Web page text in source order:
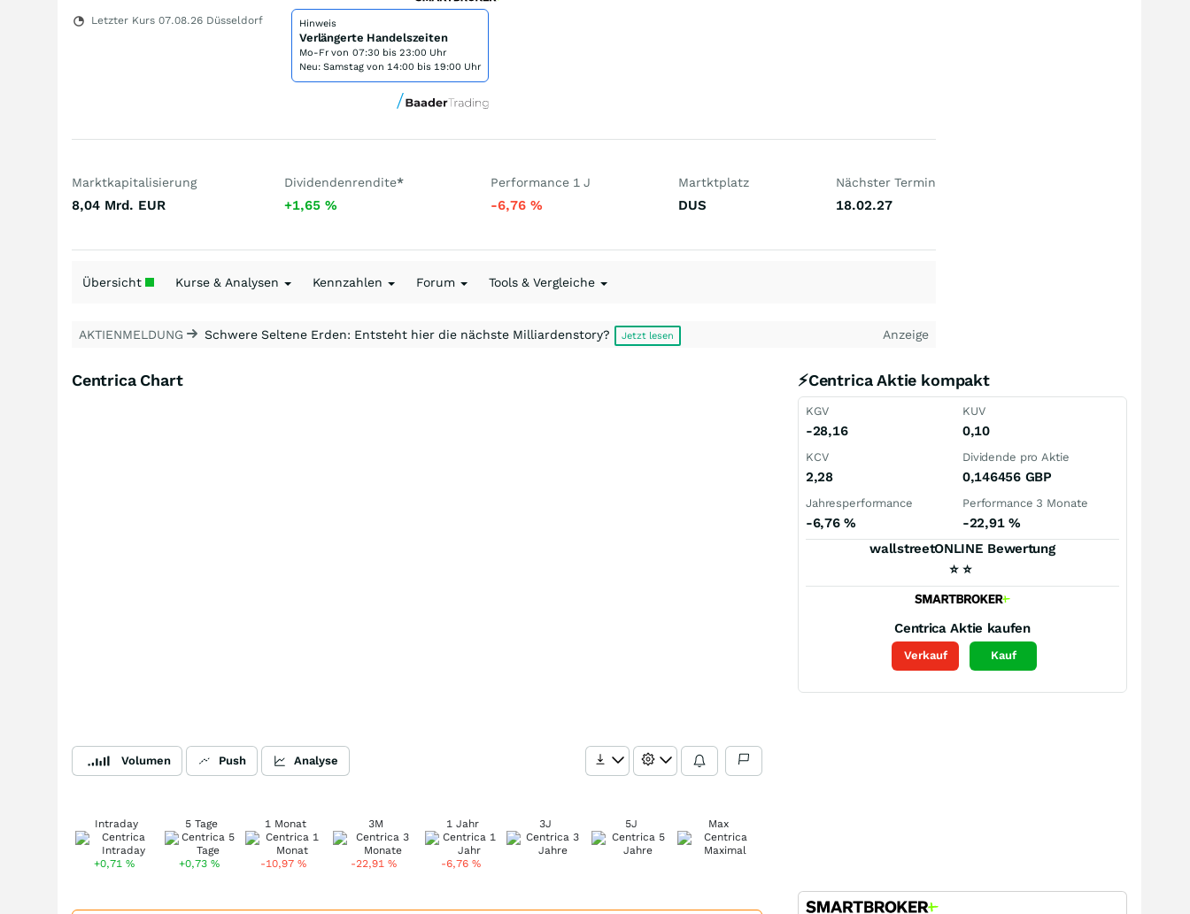
Letzter Kurs 07.08.26 Düsseldorf Hinweis
Verlängerte Handelszeiten
Mo-Fr von 07:30 bis 23:00 Uhr
Neu: Samstag von 14:00 bis 19:00 Uhr
Marktkapitalisierung
8,04 Mrd. EUR
Dividendenrendite*
+1,65 %
Performance 1 J
-6,76 %
Martktplatz
DUS
Nächster Termin
18.02.27
Übersicht Kurse & Analysen Kennzahlen Forum Tools & Vergleiche
AKTIENMELDUNG Schwere Seltene Erden: Entsteht hier die nächste Milliardenstory? Jetzt lesen Anzeige
Centrica Chart
Volumen Push Analyse
Intraday
+0,71%
5 Tage
+0,73%
1 Monat
-10,97%
3M
-22,91%
1 Jahr
-6,76 %
3J 5J Max
⚡Centrica Aktie kompakt
KGV
-28,16
KUV
0,10
KCV
2,28
Dividende pro Aktie
0,146456 GBP
Jahresperformance
-6,76%
Performance 3 Monate
-22,91 %
wallstreetONLINE Bewertung
⭐ ⭐
Centrica Aktie kaufen
Verkauf Kauf